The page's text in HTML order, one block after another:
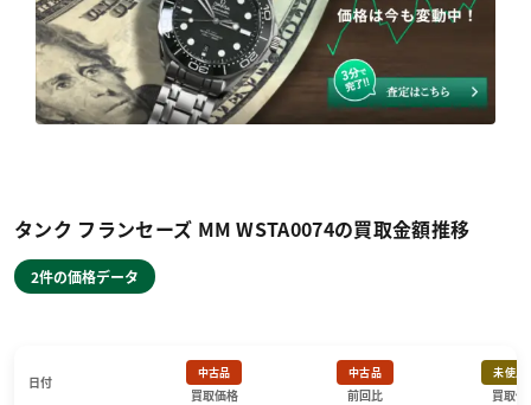
タンク フランセーズ MM WSTA0074の買取金額推移
2件の価格データ
日付
中古品
買取価格
中古品
前回比
未使用
買取価